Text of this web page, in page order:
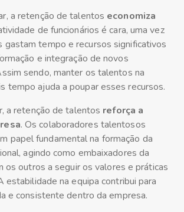
a retenção de talentos economiza
de funcionários é cara, uma vez
gastam tempo e recursos significativos
e integração de novos
sendo, manter os talentos na
tempo ajuda a poupar esses recursos.
a retenção de talentos reforça a
. Os colaboradores talentosos
papel fundamental na formação da
agindo como embaixadores da
os outros a seguir os valores e práticas
estabilidade na equipa contribui para
e consistente dentro da empresa.